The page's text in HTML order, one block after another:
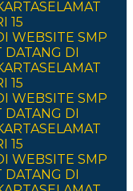
SELAMAT
15
WEBSITE SMP
DATANG DI
SELAMAT
15
WEBSITE SMP
DATANG DI
SELAMAT
15
WEBSITE SMP
DATANG DI